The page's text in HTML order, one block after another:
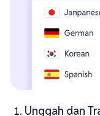
Unggah dan